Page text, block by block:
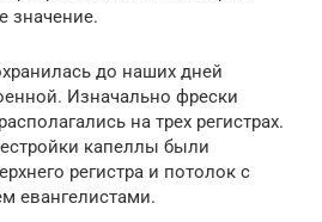
значение.
до наших дней
Изначально фрески
на трех регистрах.
капеллы были
регистра и потолок с
евангелистами.